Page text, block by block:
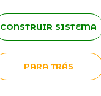
CONSTRUIR SISTEMA
PARA TRÁS